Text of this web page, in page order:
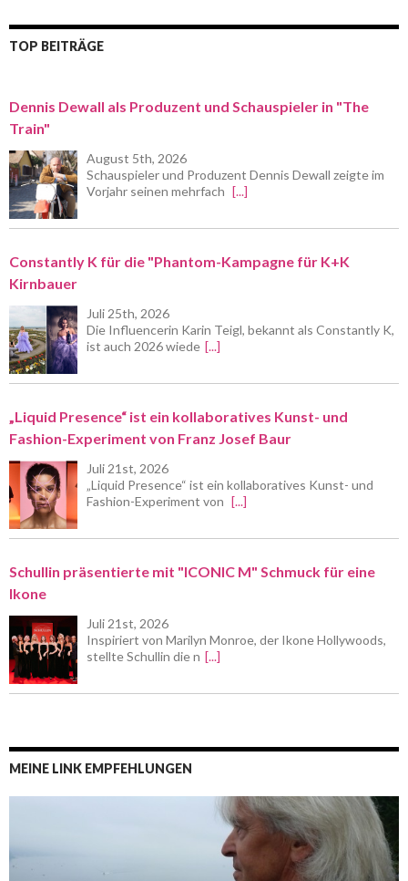
TOP BEITRÄGE
Dennis Dewall als Produzent und Schauspieler in "The
Train"
August 5th, 2026
Schauspieler und Produzent Dennis Dewall zeigte im
Vorjahr seinen mehrfach
[...]
Constantly K für die "Phantom-Kampagne für K+K
Kirnbauer
Juli 25th, 2026
Die Influencerin Karin Teigl, bekannt als Constantly K,
ist auch 2026 wiede [...]
„Liquid Presence“ ist ein kollaboratives Kunst- und
Fashion-Experiment von Franz Josef Baur
Juli 21st, 2026
„Liquid Presence“ ist ein kollaboratives Kunst- und
Fashion-Experiment von
[...]
Schullin präsentierte mit "ICONIC M" Schmuck für eine
Ikone
Juli 21st, 2026
Inspiriert von Marilyn Monroe, der Ikone Hollywoods,
stellte Schullin die n [...]
MEINE LINK EMPFEHLUNGEN